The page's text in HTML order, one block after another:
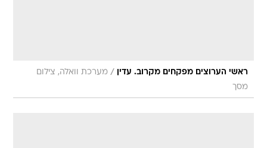
ראשי הערוצים מפקחים מקרוב. עדין / מערכת וואלה, צילום
מסך